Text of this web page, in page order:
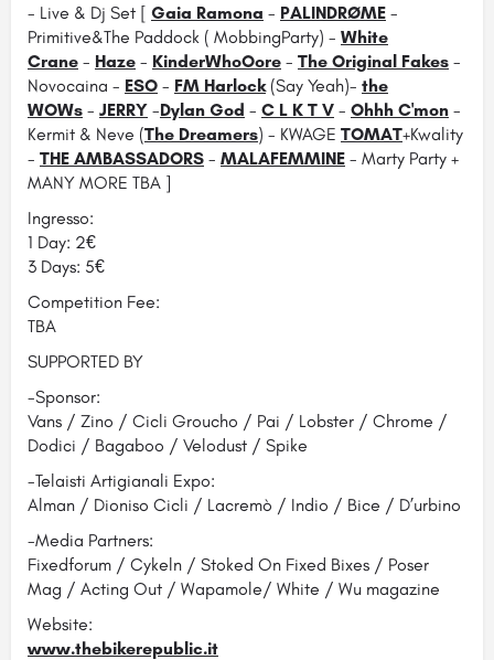
- Live & Dj Set [ Gaia Ramona - PALINDRØME -
Primitive&The Paddock ( MobbingParty) - White
Crane - Haze - KinderWhoOore - The Original Fakes -
Novocaina - ESO - FM Harlock(Say Yeah)- the
WOWs - JERRY -Dylan God - C L K T V - Ohhh C'mon -
Kermit & Neve (The Dreamers) - KWAGE TOMAT+Kwality
- THE AMBASSADORS - MALAFEMMINE - Marty Party +
MANY MORE TBA ]
Ingresso:
1 Day: 2€
3 Days: 5€
Competition Fee:
TBA
SUPPORTED BY
-Sponsor:
Vans / Zino / Cicli Groucho / Pai / Lobster / Chrome /
Dodici / Bagaboo / Velodust / Spike
-Telaisti Artigianali Expo:
Alman / Dioniso Cicli / Lacremò / Indio / Bice / D’urbino
-Media Partners:
Fixedforum / Cykeln / Stoked On Fixed Bixes / Poser
Mag / Acting Out / Wapamole/ White / Wu magazine
Website:
www.thebikerepublic.it